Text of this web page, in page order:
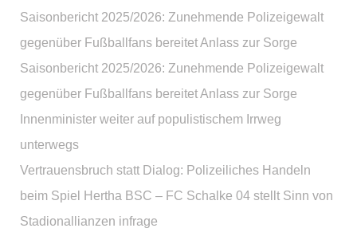
Saisonbericht 2025/2026: Zunehmende Polizeigewalt
gegenüber Fußballfans bereitet Anlass zur Sorge
Saisonbericht 2025/2026: Zunehmende Polizeigewalt
gegenüber Fußballfans bereitet Anlass zur Sorge
Innenminister weiter auf populistischem Irrweg
unterwegs
Vertrauensbruch statt Dialog: Polizeiliches Handeln
beim Spiel Hertha BSC – FC Schalke 04 stellt Sinn von
Stadionallianzen infrage